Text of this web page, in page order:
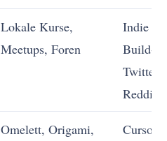
Lokale Kurse,
Meetups, Foren
Indie
Build-
Twitter,
Reddit
Omelett, Origami,
Cursor,